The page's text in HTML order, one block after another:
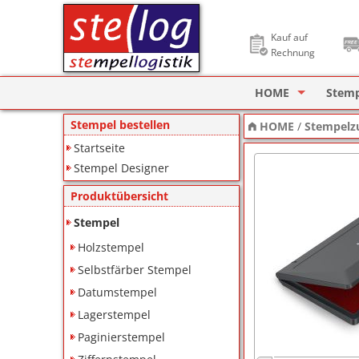
Kauf auf
Rechnung
HOME
Stempel Designer
ImageCard
Stempel bestellen
Startseite
Stempel Designer
Produktübersicht
Stempel
Holzstempel
Selbstfärber Stempel
Datumstempel
Lagerstempel
Paginierstempel
HOME /